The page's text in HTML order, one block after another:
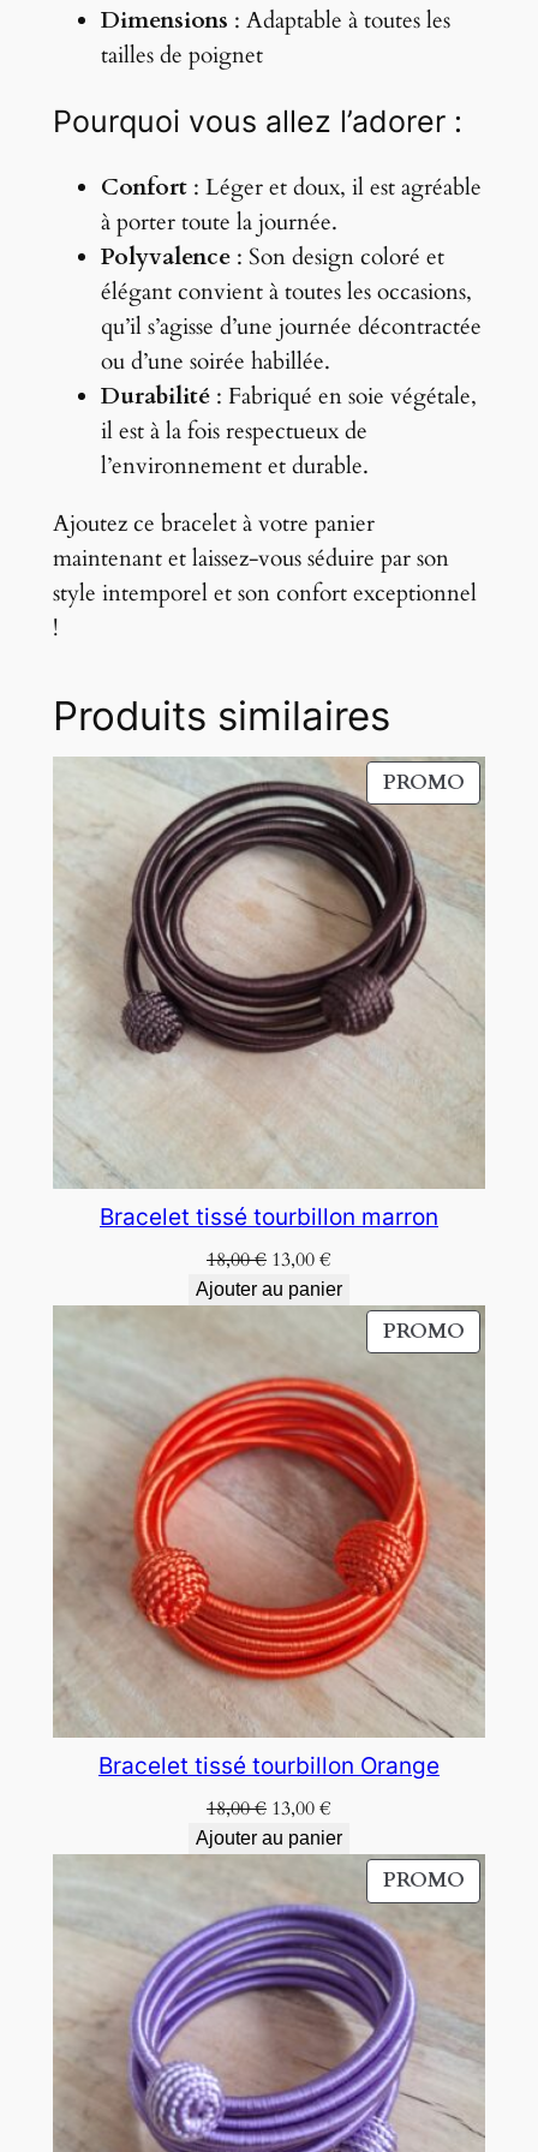
.
i
l
Dimensions : Adaptable à toutes les
tailles de poignet
Pourquoi vous allez l’adorer :
Confort: Léger et doux, il est agréable
à porter toute la journée.
Polyvalence: Son design coloré et
élégant convient à toutes les occasions,
qu’il s’agisse d’une journée décontractée
ou d’une soirée habillée.
Durabilité: Fabriqué en soie végétale,
il est à la fois respectueux de
l’environnement et durable.
Ajoutez ce bracelet à votre panier
maintenant et laissez-vous séduire par son
style intemporel et son confort exceptionnel
!
Produits similaires
PROMO
EN
Bracelet tissé tourbillon marron
18,00€ Le
prix
18,00 €.
13,00€
prix
actuel
13,00 €.
Ajouter au panier
PROMO
EN
Bracelet tissé tourbillon Orange
18,00€ Le
prix
était :
18,00 €.
13,00€
prix
actuel
13,00 €.
Ajouter au panier
PROMO
EN